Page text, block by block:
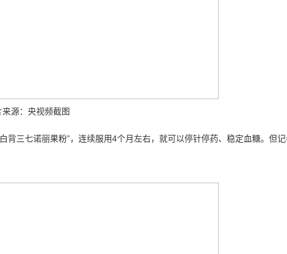
来源：央视频截图
三七诺丽果粉”，连续服用4个月左右，就可以停针停药、稳定血糖。但